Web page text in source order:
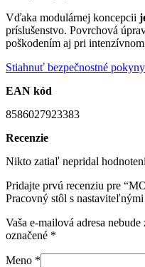
Vďaka modulárnej koncepcii
príslušenstvo. Povrchová
poškodením aj pri
Stiahnuť bezpečnostné pokyny
EAN kód
8586027923383
Recenzie
Nikto zatiaľ nepridal
Pridajte prvú recenziu pre
Pracovný stôl s
Vaša e-mailová adresa nebude
označené *
Meno *